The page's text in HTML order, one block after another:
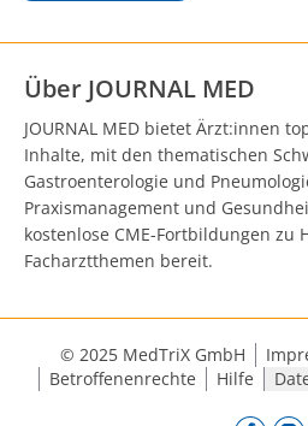
Über JOURNAL MED
JOURNAL MED bietet Ärzt:innen
Inhalte, mit den thematischen
Gastroenterologie und
Praxismanagement und
kostenlose CME-Fortbildungen zu
Facharztthemen bereit.
© 2025 MedTriX GmbH
Betroffenenrechte
Hilfe